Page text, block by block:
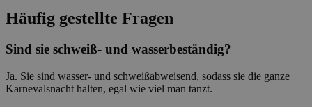
Häufig gestellte Fragen
Sind sie schweiß- und wasserbeständig?
Ja. Sie sind wasser- und schweißabweisend, sodass sie die ganze
Karnevalsnacht halten, egal wie viel man tanzt.